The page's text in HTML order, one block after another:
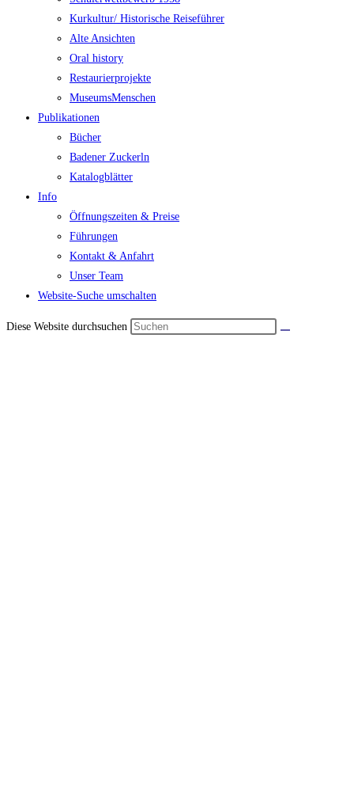
Kurkultur/ Historische Reiseführer
Alte Ansichten
Oral history
Restaurierprojekte
MuseumsMenschen
Publikationen
Bücher
Badener Zuckerln
Katalogblätter
Info
Öffnungszeiten & Preise
Führungen
Kontakt & Anfahrt
Unser Team
Website-Suche umschalten
Diese Website durchsuchen